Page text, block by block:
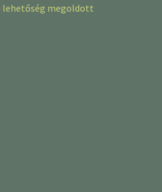
megoldott